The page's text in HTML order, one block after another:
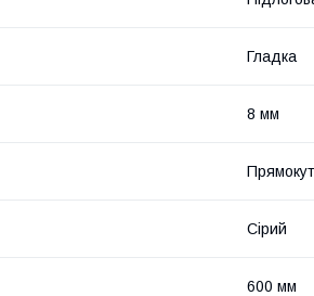
Гладка
8 мм
Сірий
600 мм